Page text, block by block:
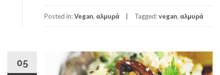
Posted in:Vegan, αλμυρά Tagged:vegan, αλμυρά
05